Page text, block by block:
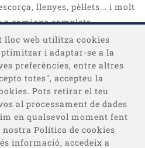
llenyes, pèl·lets... i molt
o camions complets.
lloc web utilitza cookies
i adaptar-se a la
preferències, entre altres
totes", accepteu la
Pots retirar el teu
al processament de dades
en qualsevol moment fent
Política de cookies
informació, accedeix a